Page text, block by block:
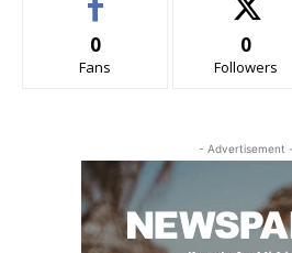
0
Fans
0
Followers
- Advertisement -